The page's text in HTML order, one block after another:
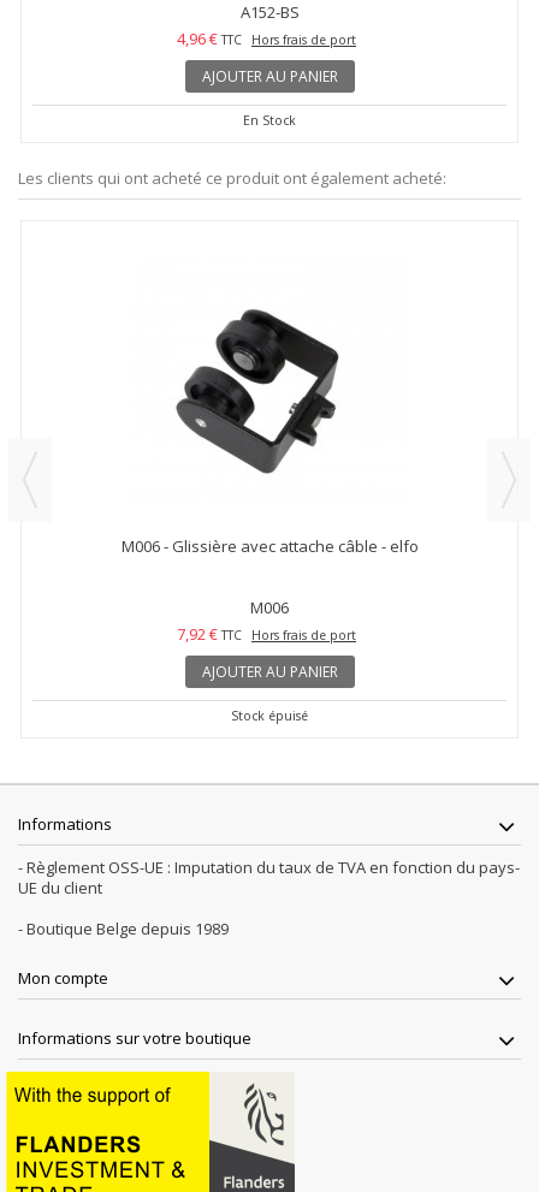
A152-BS
4,96 € TTC Hors frais de port
AJOUTER AU PANIER
En Stock
Les clients qui ont acheté ce produit ont également acheté:
M006 - Glissière avec attache câble - elfo
M006
7,92 € TTC Hors frais de port
AJOUTER AU PANIER
Stock épuisé
Informations
- Règlement OSS-UE : Imputation du taux de TVA en fonction du pays-
UE du client
- Boutique Belge depuis 1989
Mon compte
Informations sur votre boutique